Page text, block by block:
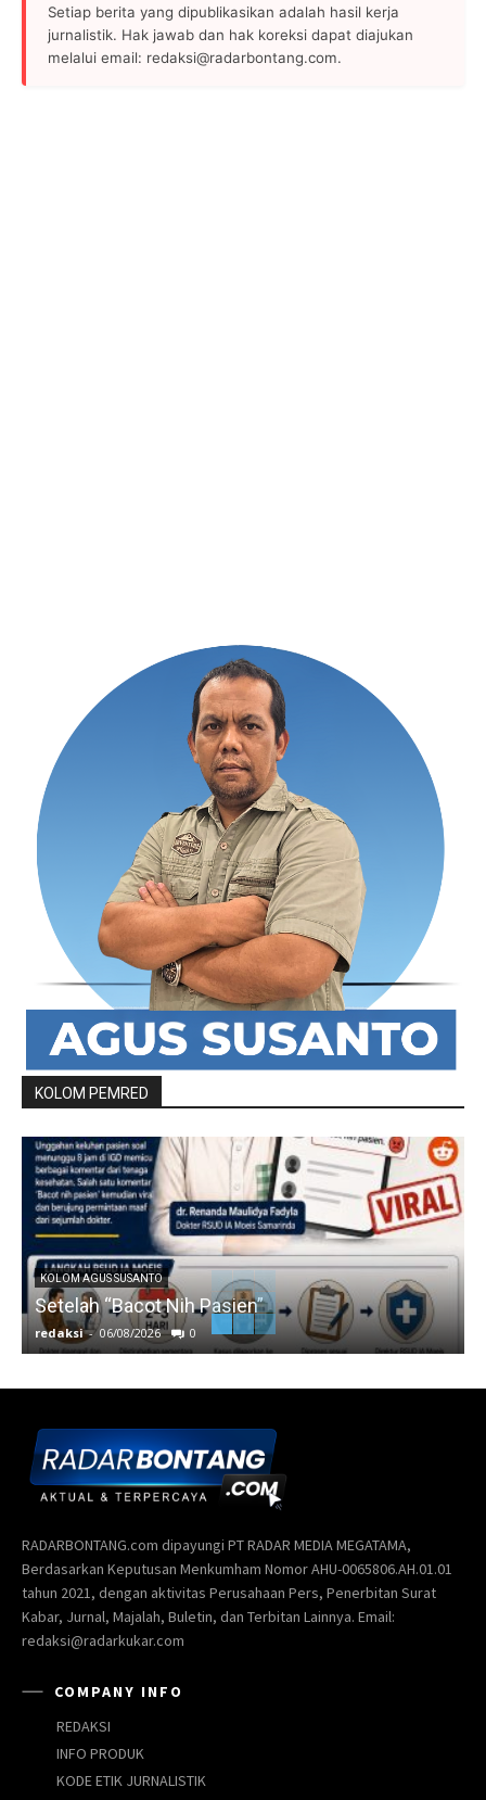
Setiap berita yang dipublikasikan adalah hasil kerja
jurnalistik. Hak jawab dan hak koreksi dapat diajukan
melalui email: redaksi@radarbontang.com.
KOLOM PEMRED
KOLOM AGUS SUSANTO
Setelah “Bacot Nih Pasien”
redaksi - 06/08/2026 0
RADARBONTANG.com dipayungi PT RADAR MEDIA MEGATAMA,
Berdasarkan Keputusan Menkumham Nomor AHU-0065806.AH.01.01
tahun 2021, dengan aktivitas Perusahaan Pers, Penerbitan Surat
Kabar, Jurnal, Majalah, Buletin, dan Terbitan Lainnya. Email:
redaksi@radarkukar.com
COMPANY INFO
REDAKSI
INFO PRODUK
KODE ETIK JURNALISTIK